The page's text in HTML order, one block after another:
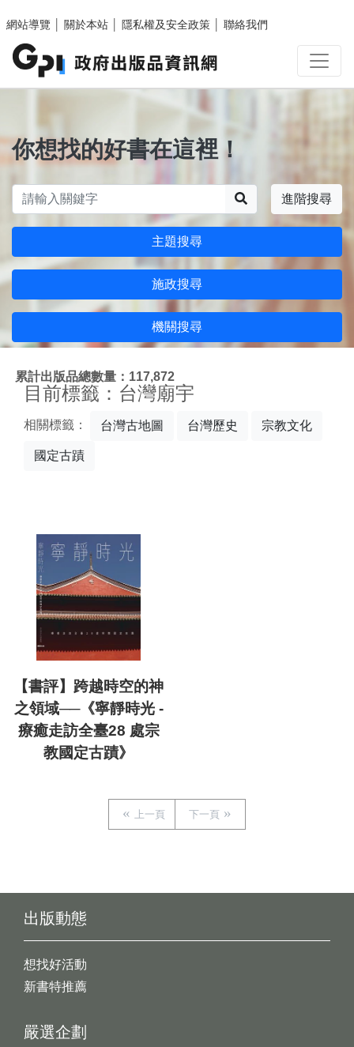
網站導覽
關於本站 隱私權及安全政策 聯絡我們
你想找的好書在這裡！
進階搜尋
主題搜尋
施政搜尋
機關搜尋
累計出版品總數量：117,872
目前標籤：台灣廟宇
相關標籤： 台灣古地圖 台灣歷史 宗教文化
國定古蹟
【書評】跨越時空的神
之領域──《寧靜時光 -
療癒走訪全臺28 處宗
教國定古蹟》
上一頁 下一頁
出版動態
想找好活動
新書特推薦
嚴選企劃